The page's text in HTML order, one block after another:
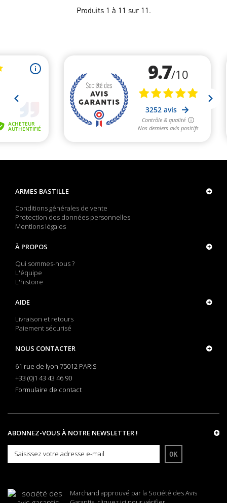
Produits 1 à 11 sur 11.
ARMES BASTILLE
Conditions générales de vente
Protection des données personnelles
Mentions légales
À PROPOS
Qui sommes-nous ?
L'équipe
L'histoire
AIDE
Livraison et retours
Paiement sécurisé
NOUS CONTACTER
61 rue de lyon 75012 PARIS
+33 (0)1 43 43 46 90
Formulaire de contact
ABONNEZ-VOUS À NOTRE NEWSLETTER !
OK
Marchand approuvé par la Société des Avis